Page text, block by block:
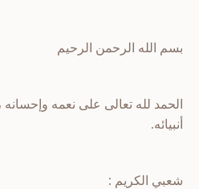
بسم الله الرحمن الرحيم
الحمد لله تعالى على نعمه
أنبيائه.
شعبي الكريم :